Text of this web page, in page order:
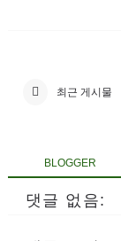
최근 게시물
BLOGGER
댓글 없음: